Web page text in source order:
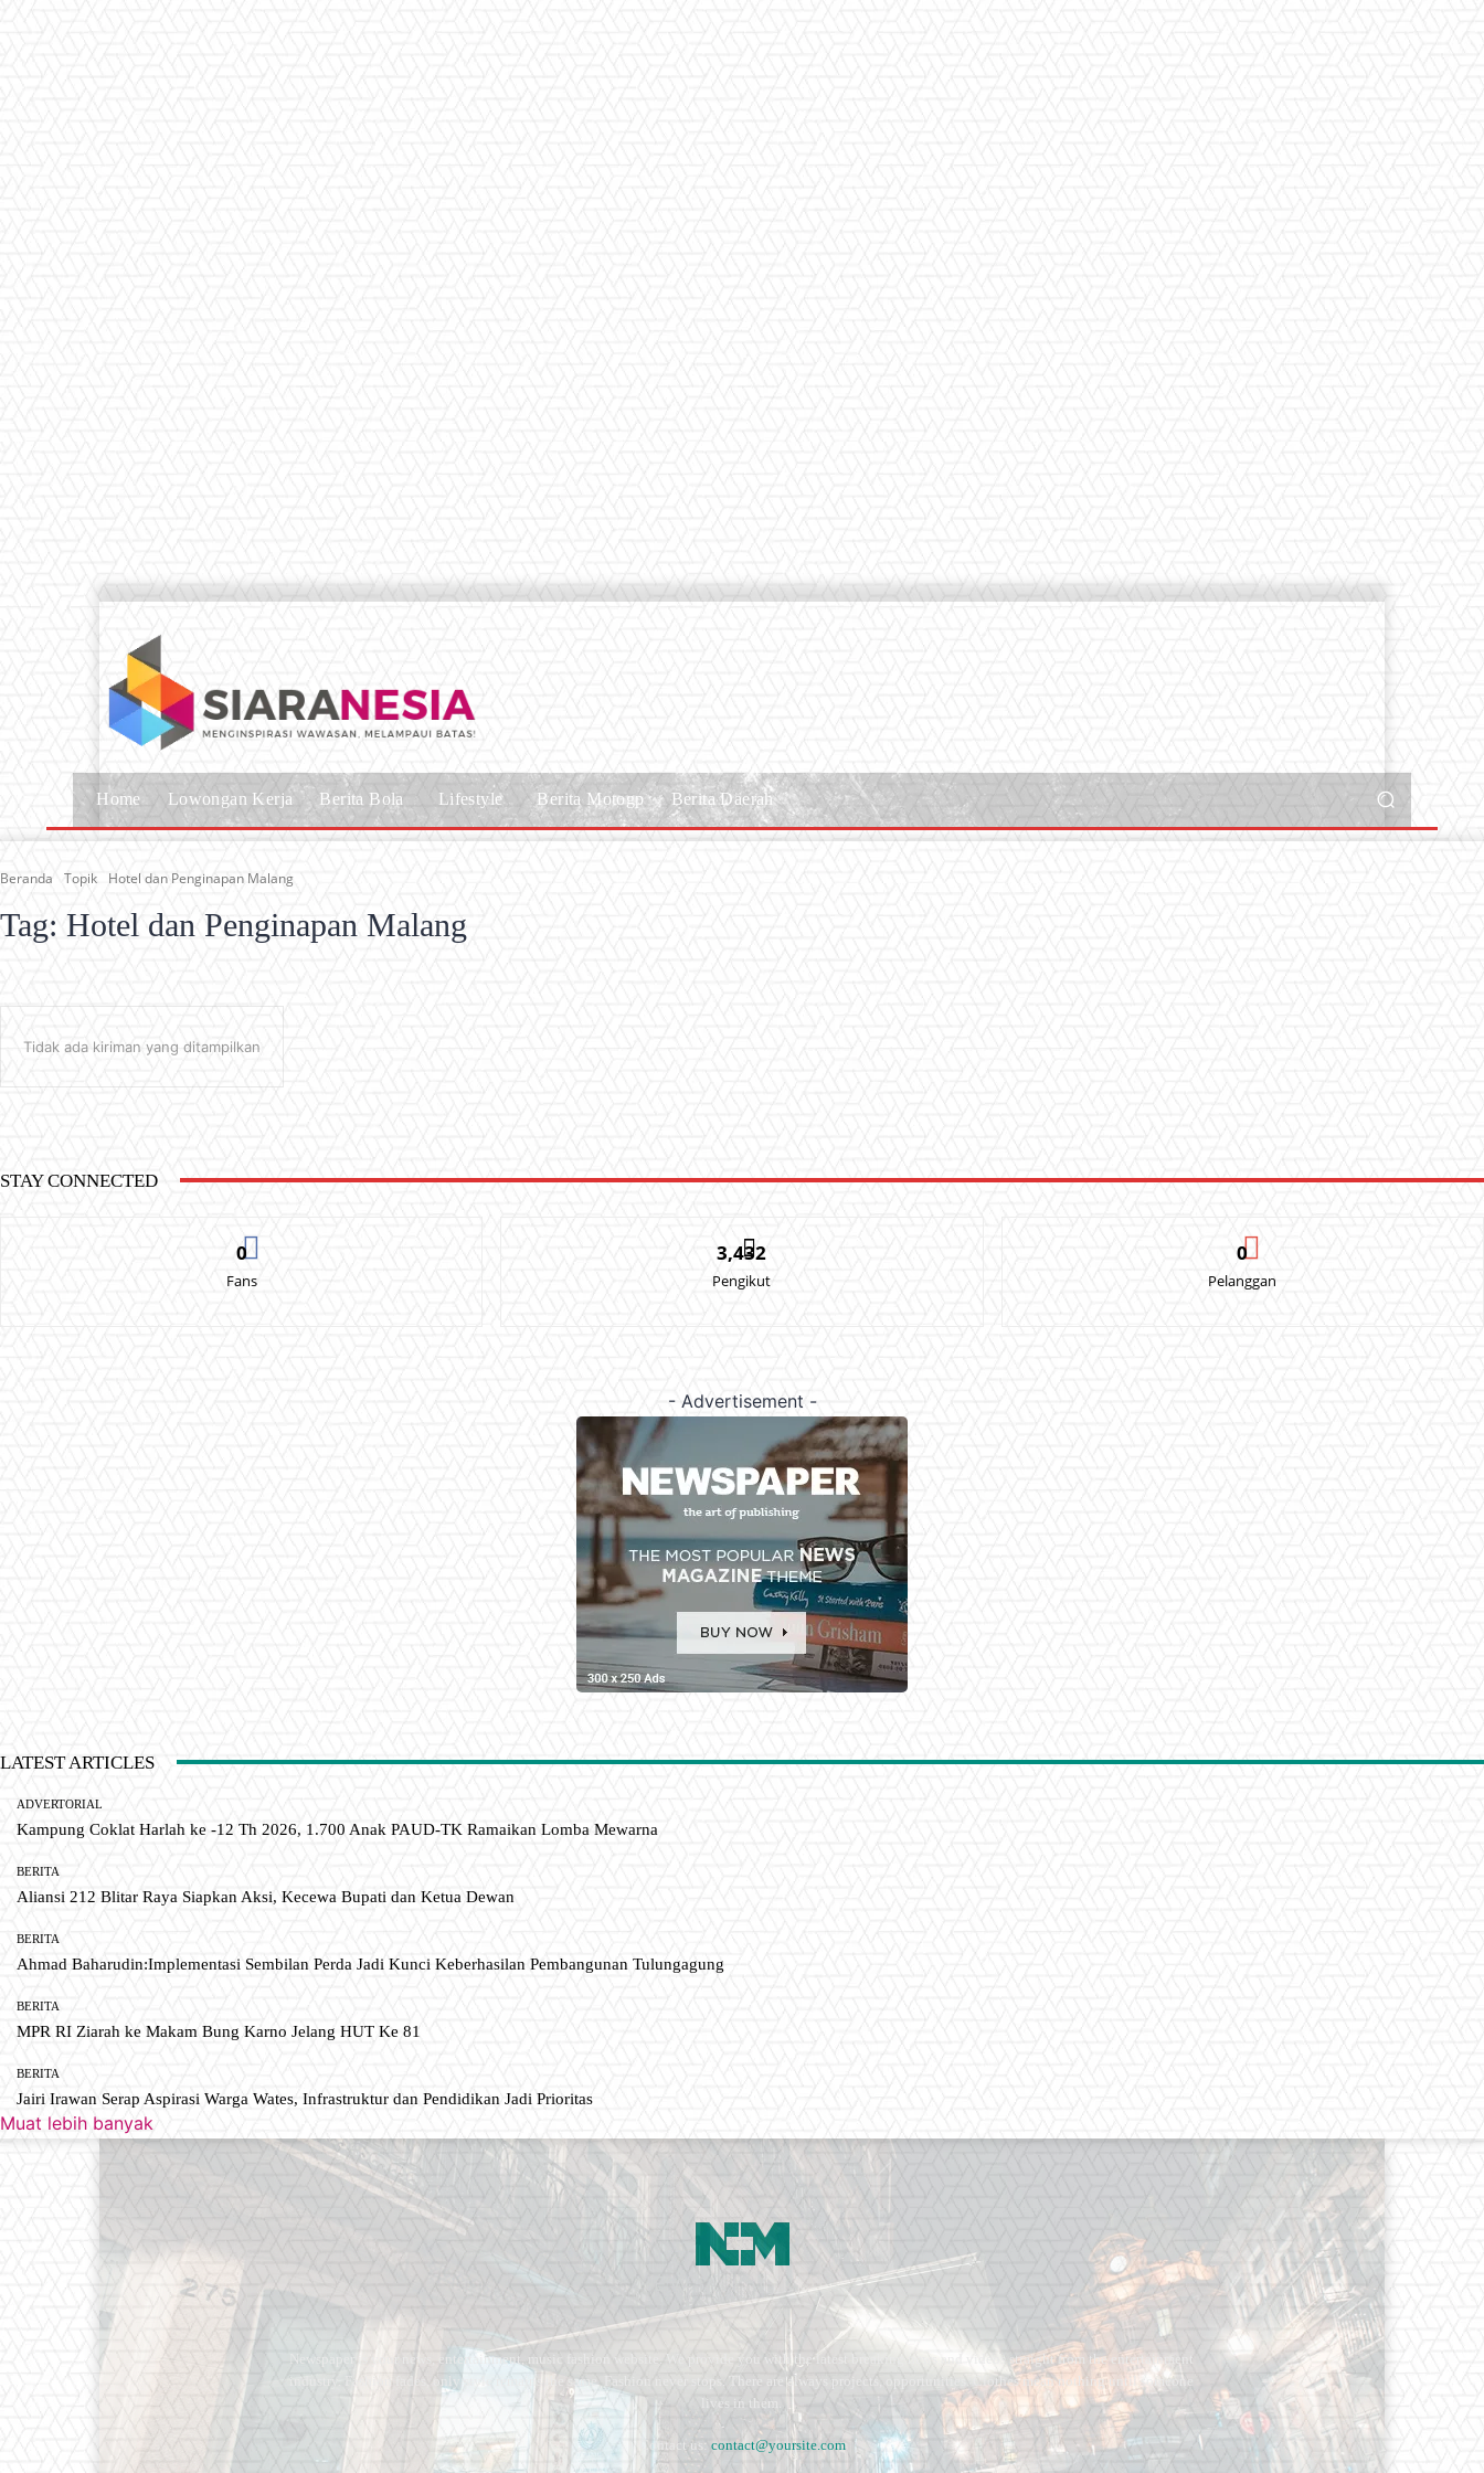
Home Lowongan Kerja Berita Bola Lifestyle Berita Motogp Berita Daerah
Beranda Topik Hotel dan Penginapan Malang
Tag: Hotel dan Penginapan Malang
Tidak ada kiriman yang ditampilkan
STAY CONNECTED
0
Fans
3,432
Pengikut
0
Pelanggan
- Advertisement -
LATEST ARTICLES
ADVERTORIAL
Kampung Coklat Harlah ke -12 Th 2026, 1.700 Anak PAUD-TK Ramaikan Lomba Mewarna
BERITA
Aliansi 212 Blitar Raya Siapkan Aksi, Kecewa Bupati dan Ketua Dewan
BERITA
Ahmad Baharudin:Implementasi Sembilan Perda Jadi Kunci Keberhasilan Pembangunan Tulungagung
BERITA
MPR RI Ziarah ke Makam Bung Karno Jelang HUT Ke 81
BERITA
Jairi Irawan Serap Aspirasi Warga Wates, Infrastruktur dan Pendidikan Jadi Prioritas
Muat lebih banyak
Newspaper is your news, entertainment, music fashion website. We provide you with the latest breaking news and videos straight from the entertainment
industry. Fashion fades, only style remains the same. Fashion never stops. There are always projects, opportunities. Clothes mean nothing until someone
lives in them.
Contact us: contact@yoursite.com